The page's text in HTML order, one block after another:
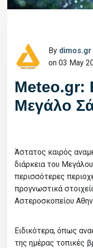
By dimos.gr
on 03 May
Meteo.gr:
Μεγάλο
Άστατος καιρός
διάρκεια του
περισσότερες
προγνωστικά
Αστεροσκοπείου
Ειδικότερα, όπως
της ημέρας τοπικές